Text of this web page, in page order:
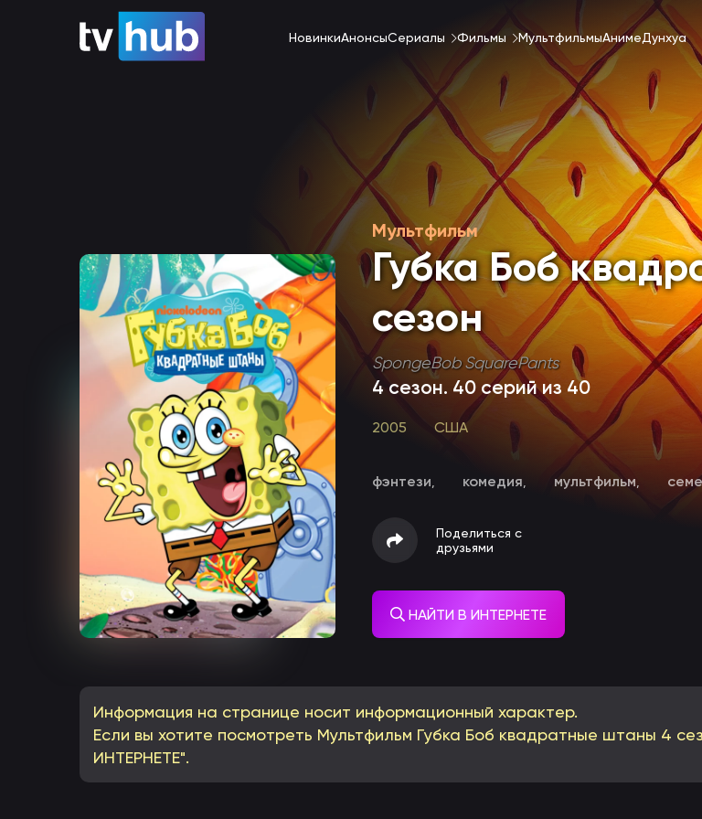
НовинкиАнонсыСериалы Фильмы МультфильмыАнимеДунхуа
Мультфильм
Губка Боб
сезон
SpongeBob SquarePants
4 сезон. 40 серий из 40
2005 США
фэнтези комедия мультфильм
Поделиться с
друзьями
НАЙТИ В ИНТЕРНЕТЕ
Информация на странице носит информационный характер.
Если вы хотите посмотреть Мультфильм Губка Боб квадратные штаны 4
ИНТЕРНЕТЕ".